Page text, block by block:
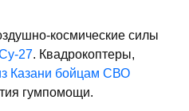
космические силы
27. Квадрокоптеры,
Казани бойцам СВО
гумпомощи.